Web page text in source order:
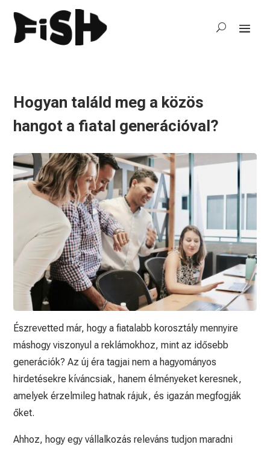
Hogyan találd meg a közös
hangot a fiatal generációval?
Észrevetted már, hogy a fiatalabb korosztály mennyire
máshogy viszonyul a reklámokhoz, mint az idősebb
generációk? Az új éra tagjai nem a hagyományos
hirdetésekre kíváncsiak, hanem élményeket keresnek,
amelyek érzelmileg hatnak rájuk, és igazán megfogják
őket.
Ahhoz, hogy egy vállalkozás releváns tudjon maradni